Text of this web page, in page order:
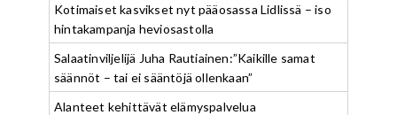
Kotimaiset kasvikset nyt pääosassa Lidlissä – iso
hintakampanja heviosastolla
Salaatinviljelijä Juha Rautiainen:”Kaikille samat
säännöt – tai ei sääntöjä ollenkaan”
Alanteet kehittävät elämyspalvelua